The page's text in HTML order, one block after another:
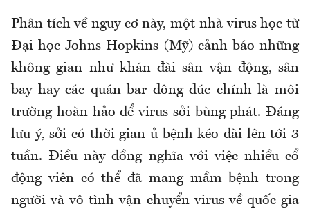
Phân tích về nguy cơ này, một nhà virus học từ
Đại học Johns Hopkins (Mỹ) cảnh báo những
không gian như khán đài sân vận động, sân
bay hay các quán bar đông đúc chính là môi
trường hoàn hảo để virus sởi bùng phát. Đáng
lưu ý, sởi có thời gian ủ bệnh kéo dài lên tới 3
tuần. Điều này đồng nghĩa với việc nhiều cổ
động viên có thể đã mang mầm bệnh trong
người và vô tình vận chuyển virus về quốc gia